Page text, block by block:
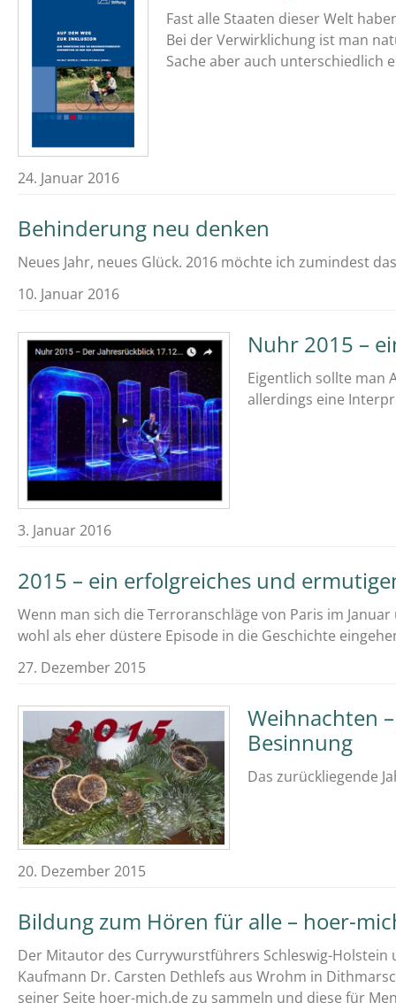
Fast alle Staaten dieser Welt
Bei der Verwirklichung ist man
Sache aber auch unterschiedlich
24. Januar 2016
Behinderung neu denken
Neues Jahr, neues Glück. 2016 möchte ich zumindest
10. Januar 2016
Nuhr 2015 –
Eigentlich sollte man
allerdings eine
3. Januar 2016
2015 – ein erfolgreiches und
Wenn man sich die Terroranschläge von Paris im
wohl als eher düstere Episode in die Geschichte
27. Dezember 2015
Weihnachten
Besinnung
Das zurückliegende
20. Dezember 2015
Bildung zum Hören für alle – hoer-
Der Mitautor des Currywurstführers Schleswig-
Kaufmann Dr. Carsten Dethlefs aus Wrohm in
seiner Seite hoer-mich.de zu sammeln und diese für